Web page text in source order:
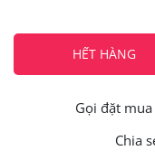
HẾT HÀNG
Gọi đặt mua
Chia